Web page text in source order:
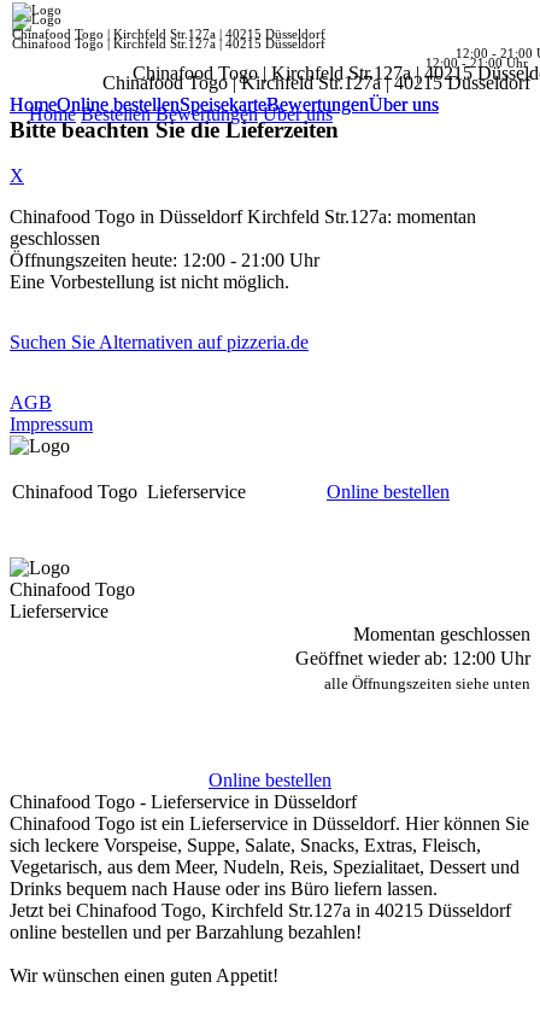
Chinafood Togo | Kirchfeld Str.127a | 40215 Düsseldorf
12:00 - 21:00
Chinafood Togo | Kirchfeld Str.127a | 40215
Home BestellenBewertungen Über uns
Chinafood Togo | Kirchfeld Str.127a | 40215 Düsseldorf
12:00 - 21:00 Uhr
Chinafood Togo | Kirchfeld Str.127a | 40215 Düsseldorf
HomeOnline bestellenSpeisekarteBewertungenÜber uns
HomeOnline bestellenSpeisekarteBewertungenÜber uns
Bitte beachten Sie die Lieferzeiten
X
Chinafood Togo in Düsseldorf Kirchfeld Str.127a: momentan
geschlossen
Öffnungszeiten heute: 12:00 - 21:00 Uhr
Eine Vorbestellung ist nicht möglich.
Suchen Sie Alternativen auf pizzeria.de
AGB
Impressum
Chinafood Togo Lieferservice Online bestellen
Chinafood Togo
Lieferservice
Momentan geschlossen
Geöffnet wieder ab: 12:00 Uhr
alle Öffnungszeiten siehe unten
Online bestellen
Chinafood Togo - Lieferservice in Düsseldorf
Chinafood Togo ist ein Lieferservice in Düsseldorf. Hier können Sie
sich leckere Vorspeise, Suppe, Salate, Snacks, Extras, Fleisch,
Vegetarisch, aus dem Meer, Nudeln, Reis, Spezialitaet, Dessert und
Drinks bequem nach Hause oder ins Büro liefern lassen.
Jetzt bei Chinafood Togo, Kirchfeld Str.127a in 40215 Düsseldorf
online bestellen und per Barzahlung bezahlen!
Wir wünschen einen guten Appetit!